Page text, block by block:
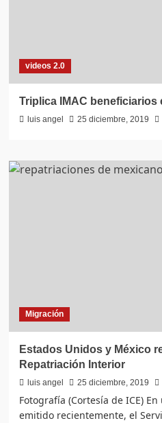
videos 2.0
Triplica IMAC beneficiarios
luis angel 25 diciembre, 2019
Migración
Estados Unidos y México
Repatriación Interior
luis angel 25 diciembre, 2019
Fotografía (Cortesía de ICE)
emitido recientemente, el